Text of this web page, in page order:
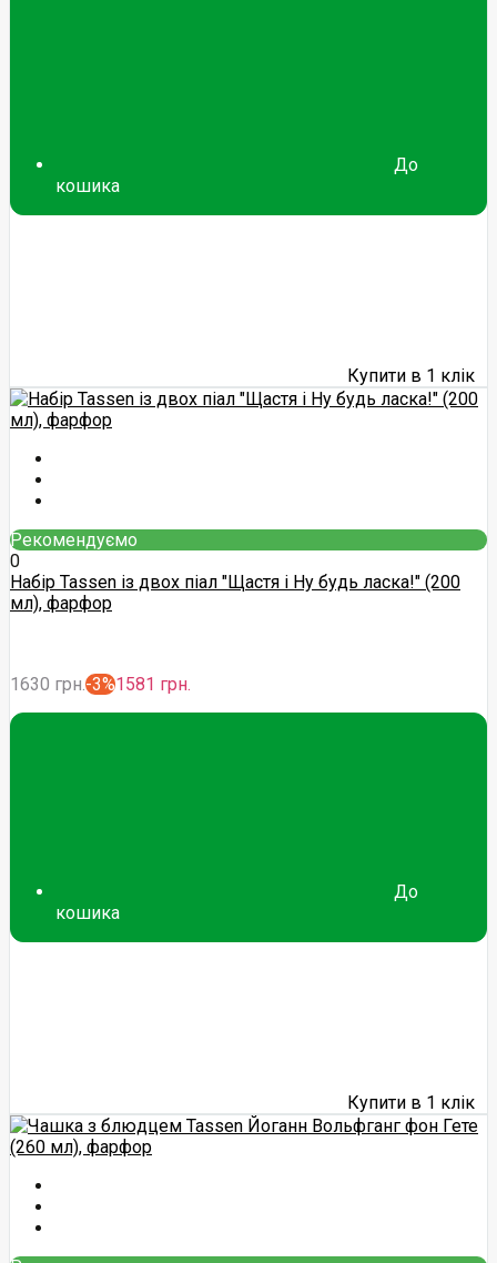
До
кошика
Купити в 1 клік
Рекомендуємо
0
Набір Tassen із двох піал "Щастя і Ну будь ласка!" (200
мл), фарфор
1630 грн.-3%1581 грн.
До
кошика
Купити в 1 клік